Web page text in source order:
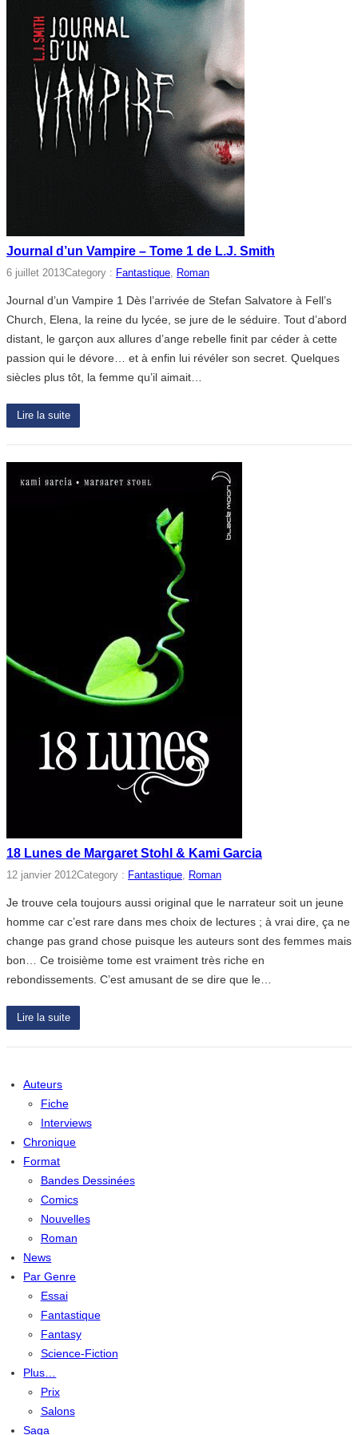
Journal d’un Vampire – Tome 1 de L.J. Smith
6 juillet 2013Category : Fantastique, Roman
Journal d’un Vampire 1 Dès l’arrivée de Stefan Salvatore à Fell’s
Church, Elena, la reine du lycée, se jure de le séduire. Tout d’abord
distant, le garçon aux allures d’ange rebelle finit par céder à cette
passion qui le dévore… et à enfin lui révéler son secret. Quelques
siècles plus tôt, la femme qu’il aimait…
Lire la suite
18 Lunes de Margaret Stohl & Kami Garcia
12 janvier 2012Category : Fantastique, Roman
Je trouve cela toujours aussi original que le narrateur soit un jeune
homme car c’est rare dans mes choix de lectures ; à vrai dire, ça ne
change pas grand chose puisque les auteurs sont des femmes mais
bon… Ce troisième tome est vraiment très riche en
rebondissements. C’est amusant de se dire que le…
Lire la suite
Auteurs
Fiche
Interviews
Chronique
Format
Bandes Dessinées
Comics
Nouvelles
Roman
News
Par Genre
Essai
Fantastique
Fantasy
Science-Fiction
Plus…
Prix
Salons
Saga